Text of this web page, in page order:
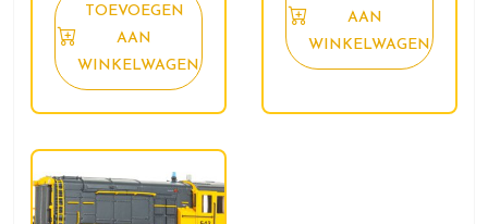
TOEVOEGEN
AAN
WINKELWAGEN
AAN
WINKELWAGEN